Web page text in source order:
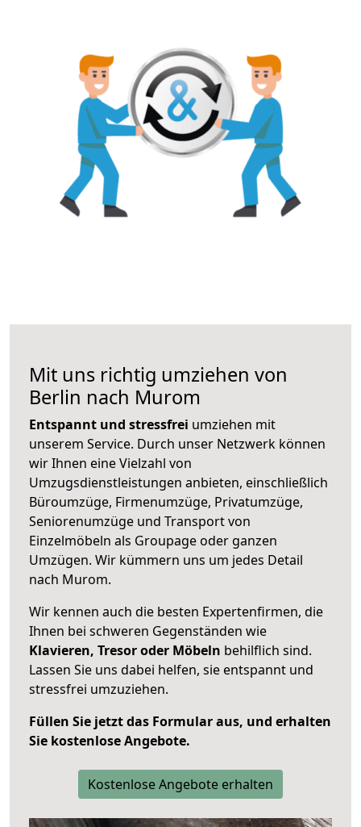
Mit uns richtig umziehen von
Berlin nach Murom
Entspannt und stressfrei umziehen mit
unserem Service. Durch unser Netzwerk können
wir Ihnen eine Vielzahl von
Umzugsdienstleistungen anbieten, einschließlich
Büroumzüge, Firmenumzüge, Privatumzüge,
Seniorenumzüge und Transport von
Einzelmöbeln als Groupage oder ganzen
Umzügen. Wir kümmern uns um jedes Detail
nach Murom.
Wir kennen auch die besten Expertenfirmen, die
Ihnen bei schweren Gegenständen wie
Klavieren, Tresor oder Möbeln behilflich sind.
Lassen Sie uns dabei helfen, sie entspannt und
stressfrei umzuziehen.
Füllen Sie jetzt das Formular aus, und erhalten
Sie kostenlose Angebote.
Kostenlose Angebote erhalten